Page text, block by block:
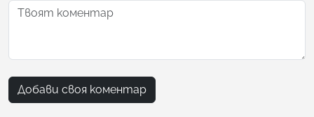
Добави своя коментар